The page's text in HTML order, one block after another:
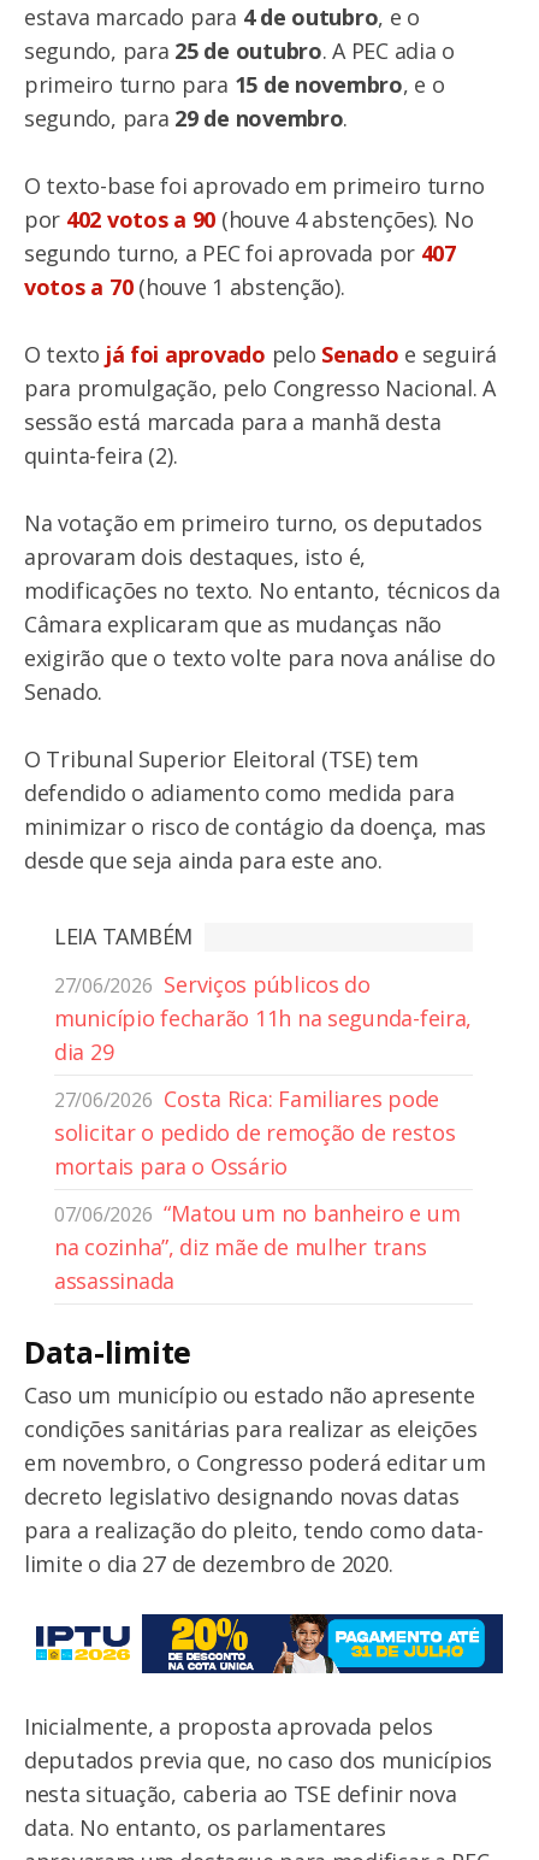
estava marcado para 4 de outubro, e o
segundo, para 25 de outubro. A PEC adia o
primeiro turno para 15 de novembro, e o
segundo, para 29 de novembro.
O texto-base foi aprovado em primeiro turno
por 402 votos a 90 (houve 4 abstenções). No
segundo turno, a PEC foi aprovada por 407
votos a 70(houve 1 abstenção).
O texto já foi aprovado pelo Senado e seguirá
para promulgação, pelo Congresso Nacional. A
sessão está marcada para a manhã desta
quinta-feira (2).
Na votação em primeiro turno, os deputados
aprovaram dois destaques, isto é,
modificações no texto. No entanto, técnicos da
Câmara explicaram que as mudanças não
exigirão que o texto volte para nova análise do
Senado.
O Tribunal Superior Eleitoral (TSE) tem
defendido o adiamento como medida para
minimizar o risco de contágio da doença, mas
desde que seja ainda para este ano.
LEIA TAMBÉM
27/06/2026 Serviços públicos do
município fecharão 11h na segunda-feira,
dia 29
27/06/2026 Costa Rica: Familiares pode
solicitar o pedido de remoção de restos
mortais para o Ossário
07/06/2026 “Matou um no banheiro e um
na cozinha”, diz mãe de mulher trans
assassinada
Data-limite
Caso um município ou estado não apresente
condições sanitárias para realizar as eleições
em novembro, o Congresso poderá editar um
decreto legislativo designando novas datas
para a realização do pleito, tendo como data-
limite o dia 27 de dezembro de 2020.
Inicialmente, a proposta aprovada pelos
deputados previa que, no caso dos municípios
nesta situação, caberia ao TSE definir nova
data. No entanto, os parlamentares